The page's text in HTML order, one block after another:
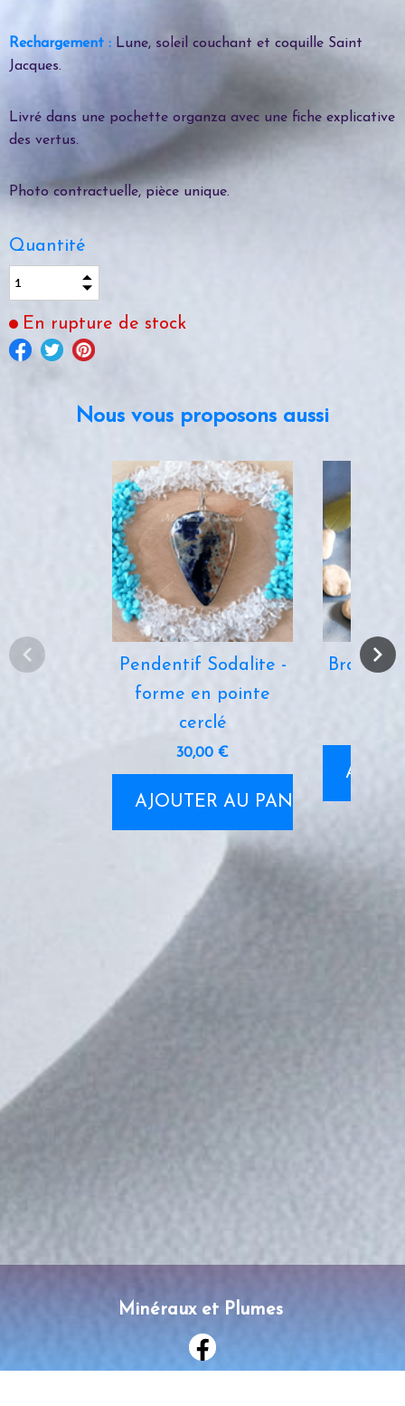
Rechargement : Lune, soleil couchant et coquille Saint
Jacques.
Livré dans une pochette organza avec une fiche explicative
des vertus.
Photo contractuelle, pièce unique.
Quantité
En rupture de stock
Nous vous proposons aussi
Pendentif Sodalite -
forme en pointe
cerclé
30,00 €
Bracelet
Minéraux et Plumes